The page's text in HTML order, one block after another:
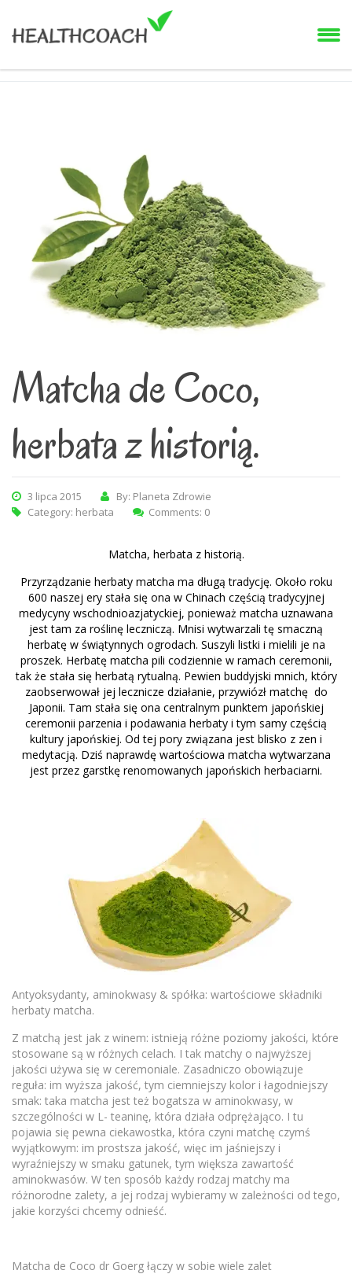
Matcha de Coco,
herbata z historią.
3 lipca 2015
By: Planeta Zdrowie
Category: herbata Comments: 0
Matcha, herbata z historią.
Przyrządzanie herbaty matcha ma długą tradycję. Około roku
600 naszej ery stała się ona w Chinach częścią tradycyjnej
medycyny wschodnioazjatyckiej, ponieważ matcha uznawana
jest tam za roślinę leczniczą. Mnisi wytwarzali tę smaczną
herbatę w świątynnych ogrodach. Suszyli listki i mielili je na
proszek. Herbatę matcha pili codziennie w ramach ceremonii,
tak że stała się herbatą rytualną. Pewien buddyjski mnich, który
zaobserwował jej lecznicze działanie, przywiózł matchę do
Japonii. Tam stała się ona centralnym punktem japońskiej
ceremonii parzenia i podawania herbaty i tym samy częścią
kultury japońskiej. Od tej pory związana jest blisko z zen i
medytacją. Dziś naprawdę wartościowa matcha wytwarzana
jest przez garstkę renomowanych japońskich herbaciarni.
Antyoksydanty, aminokwasy & spółka: wartościowe składniki
herbaty matcha.
Z matchą jest jak z winem: istnieją różne poziomy jakości, które
stosowane są w różnych celach. I tak matchy o najwyższej
jakości używa się w ceremoniale. Zasadniczo obowiązuje
reguła: im wyższa jakość, tym ciemniejszy kolor i łagodniejszy
smak: taka matcha jest też bogatsza w aminokwasy, w
szczególności w L- teaninę, która działa odprężająco. I tu
pojawia się pewna ciekawostka, która czyni matchę czymś
wyjątkowym: im prostsza jakość, więc im jaśniejszy i
wyraźniejszy w smaku gatunek, tym większa zawartość
aminokwasów. W ten sposób każdy rodzaj matchy ma
różnorodne zalety, a jej rodzaj wybieramy w zależności od tego,
jakie korzyści chcemy odnieść.
Matcha de Coco dr Goerg łączy w sobie wiele zalet